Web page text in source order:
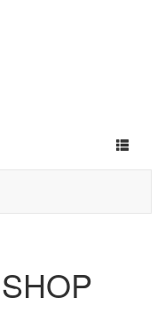
Toggle